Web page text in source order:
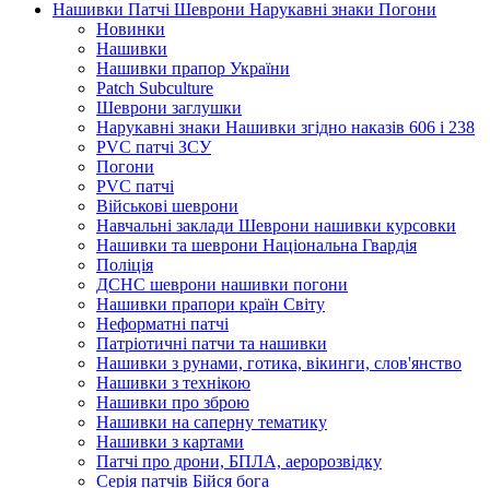
Нашивки Патчі Шеврони Нарукавні знаки Погони
Новинки
Нашивки
Нашивки прапор України
Рatch Subculture
Шеврони заглушки
Нарукавні знаки Нашивки згідно наказів 606 і 238
PVC патчі ЗСУ
Погони
PVC патчі
Військові шеврони
Навчальні заклади Шеврони нашивки курсовки
Нашивки та шеврони Національна Гвардія
Поліція
ДСНС шеврони нашивки погони
Нашивки прапори країн Світу
Неформатні патчі
Патріотичні патчи та нашивки
Нашивки з рунами, готика, вікинги, слов'янство
Нашивки з технікою
Нашивки про зброю
Нашивки на саперну тематику
Нашивки з картами
Патчі про дрони, БПЛА, аеророзвідку
Серія патчів Бійся бога